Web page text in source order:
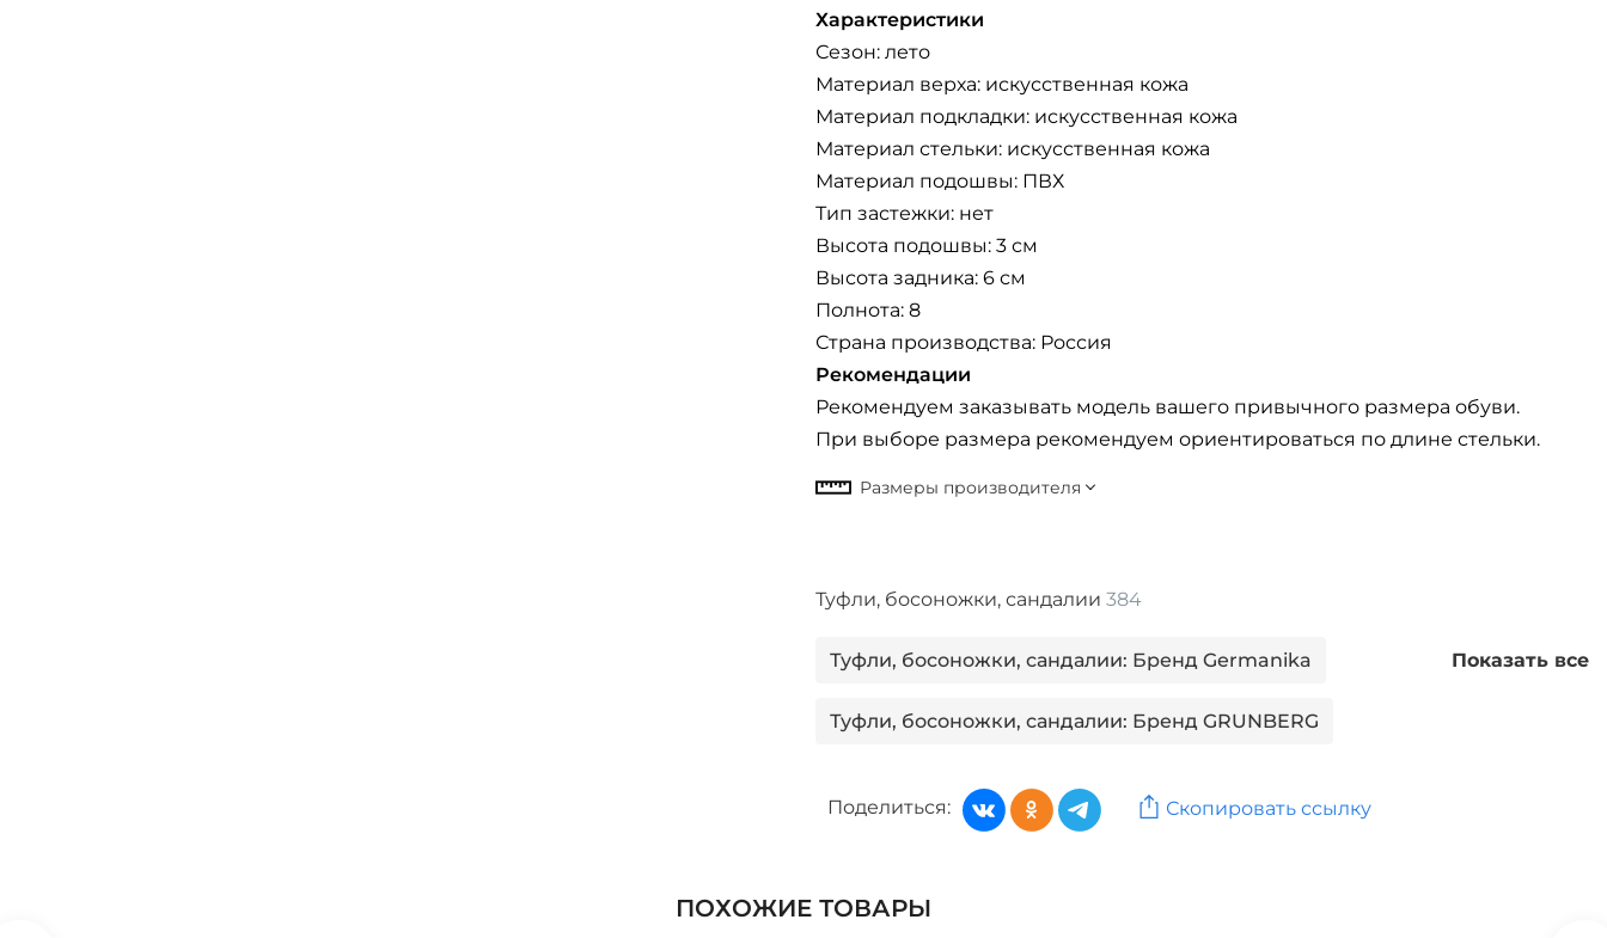
Характеристики
Сезон: лето
Материал верха: искусственная кожа
Материал подкладки: искусственная кожа
Материал стельки: искусственная кожа
Материал подошвы: ПВХ
Тип застежки: нет
Высота подошвы: 3 см
Высота задника: 6 см
Полнота: 8
Страна производства: Россия
Рекомендации
Рекомендуем заказывать модель вашего привычного размера обуви.
При выборе размера рекомендуем ориентироваться по длине стельки.
Туфли, босоножки, сандалии 384
Туфли, босоножки, сандалии: Бренд Germanika
Туфли, босоножки, сандалии: Бренд GRUNBERG
Туфли, босоножки, сандалии: Бренд MARKO
Показать все
Поделиться: Скопировать ссылку
ПОХОЖИЕ ТОВАРЫ